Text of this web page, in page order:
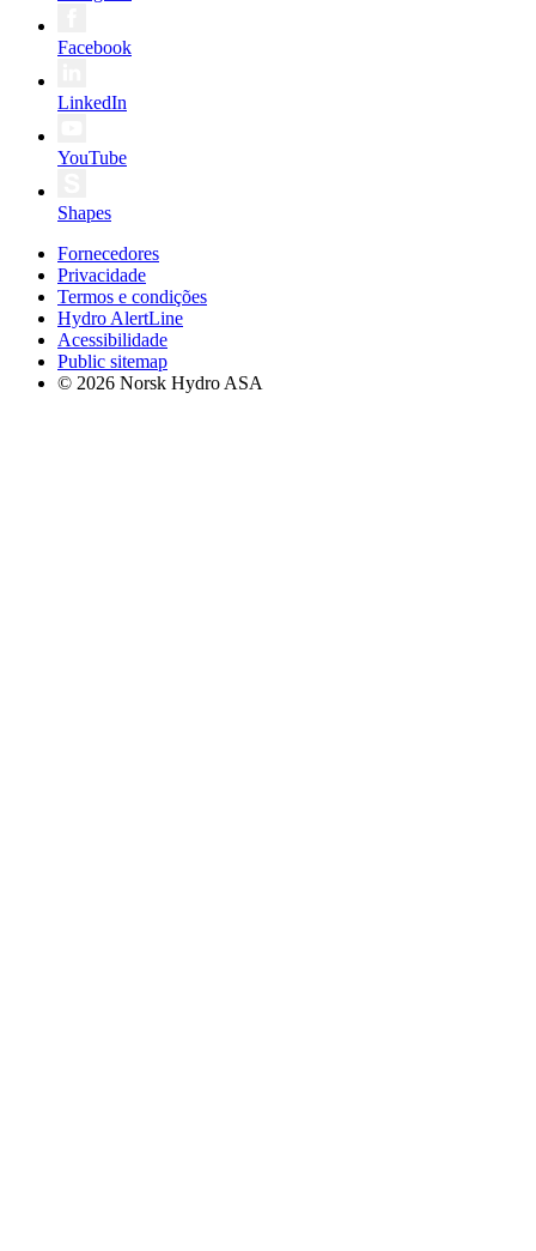
Facebook
LinkedIn
YouTube
Shapes
Fornecedores
Privacidade
Termos e condições
Hydro AlertLine
Acessibilidade
Public sitemap
© 2026 Norsk Hydro ASA